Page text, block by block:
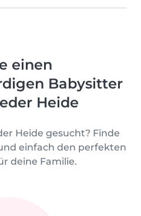
einen
Babysitter
Heide
Heide gesucht? Finde
einfach den perfekten
deine Familie.